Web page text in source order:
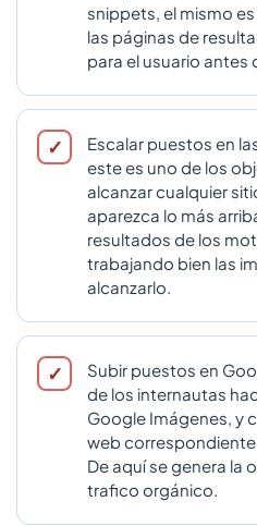
snippets, el mismo
las páginas de
para el usuario antes
Escalar puestos en
este es uno de los
alcanzar cualquier
aparezca lo más
resultados de los
trabajando bien las
alcanzarlo.
Subir puestos en
de los internautas
Google Imágenes, y
web correspondiente
De aquí se genera la
trafico orgánico.